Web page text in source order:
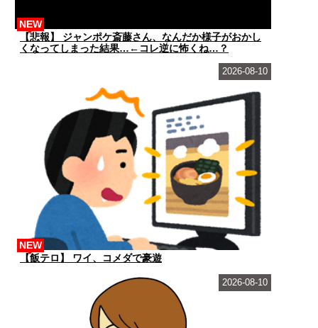
【悲報】 ジャンポケ斎藤さん、なんだか様子がおかし
くなってしまった結果…←コレ逆に怖くね…？
NEW
【飯テロ】 ワイ、コメダで豪遊
NEW
2026-08-10
2026-08-10